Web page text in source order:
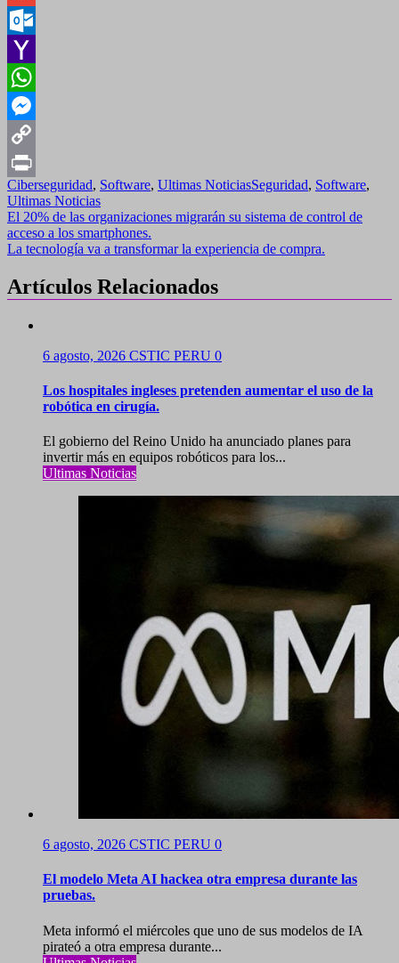
Gmail
Outlook.com
Yahoo
Mail
WhatsApp
Messenger
Copy
Link
Print
Ciberseguridad, Software, Ultimas NoticiasSeguridad, Software,
Ultimas Noticias
Navegación
de
El 20% de las organizaciones migrarán su sistema de control de
acceso a los smartphones.
La tecnología va a transformar la experiencia de compra.
Artículos Relacionados
6 agosto, 2026 CSTIC PERU 0
Los hospitales ingleses pretenden aumentar el uso de la
robótica en cirugía.
El gobierno del Reino Unido ha anunciado planes para
invertir más en equipos robóticos para los...
Ultimas Noticias
6 agosto, 2026 CSTIC PERU 0
El modelo Meta AI hackea otra empresa durante las
pruebas.
Meta informó el miércoles que uno de sus modelos de IA
pirateó a otra empresa durante...